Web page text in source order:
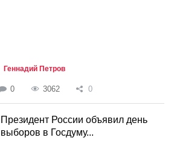
Геннадий Петров
0 3062 0
Президент России объявил день
выборов в Госдуму...